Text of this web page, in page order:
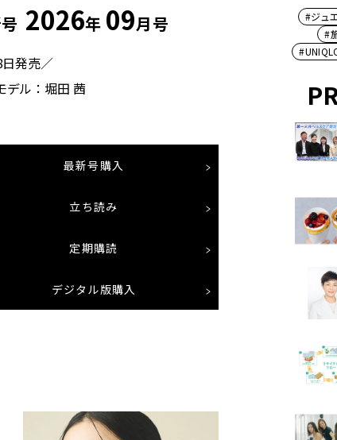
2026年 09月号
発売／
デル：堀田 茜
最新号購入
立ち読み
定期購読
デジタル版購入
#ジュ
#